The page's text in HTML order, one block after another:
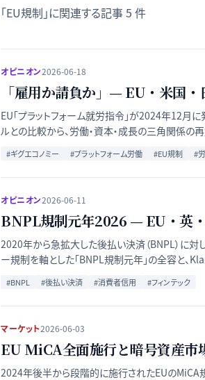
「EU規制 」に関連する記事5 件
オピニオン2026-06-18
「雇用か請負か」— EU・米国
EU「プラットフォーム就労指令」が2024年12月
ルとの比較から、労働・資本・成長の三角関係の
#ギグエコノミー #プラットフォーム労働 #EU規制 #
オピニオン2026-06-11
BNPL規制元年2026 — EU・英・
2020年から急拡大した後払い決済（BNPL）に対
ー規制を軸とした「BNPL規制元年」の全容と、
#BNPL #後払い決済 #消費者信用 #フィンテック
マーケット2026-06-03
EU MiCA全面施行と暗号資産市
2024年後半から段階的に施行されたEUのMiCA